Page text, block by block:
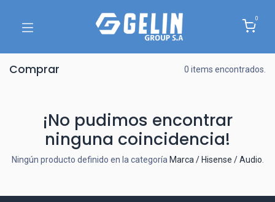
0
Comprar 0 items encontrados.
¡No pudimos encontrar
ninguna coincidencia!
Ningún producto definido en la categoría Marca / Hisense / Audio